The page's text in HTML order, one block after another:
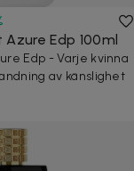
Edp 100ml
Edp - Varje kvinna
av känslighet